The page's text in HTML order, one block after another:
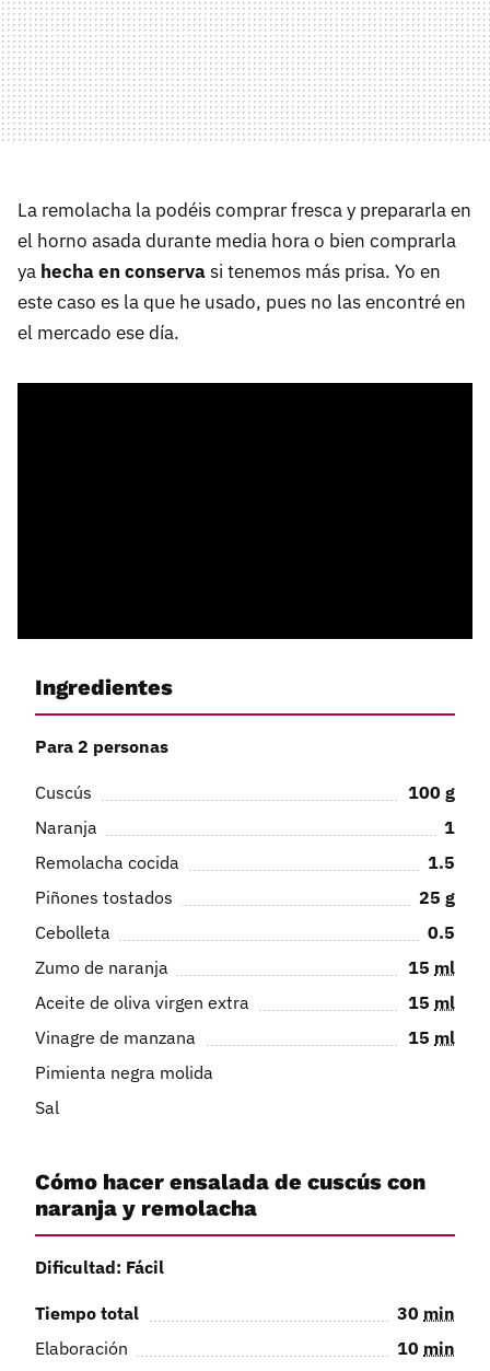
La remolacha la podéis comprar fresca y prepararla en
el horno asada durante media hora o bien comprarla
ya hecha en conservasi tenemos más prisa. Yo en
este caso es la que he usado, pues no las encontré en
el mercado ese día.
Ingredientes
Para 2 personas
Cuscús 100 g
Naranja
1
Remolacha cocida
1.5
Piñones tostados
25 g
Cebolleta
0.5
Zumo de naranja
15 ml
Aceite de oliva virgen extra
15 ml
Vinagre de manzana
15 ml
Pimienta negra molida
Sal
Cómo hacer ensalada de cuscús con
naranja y remolacha
Dificultad: Fácil
Tiempo total 30 min
Elaboración
10 min